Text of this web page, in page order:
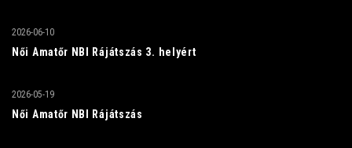
Női Amatőr NBI Rájátszás 3. helyért
2026-06-10
Női Amatőr NBI Rájátszás
2026-05-19